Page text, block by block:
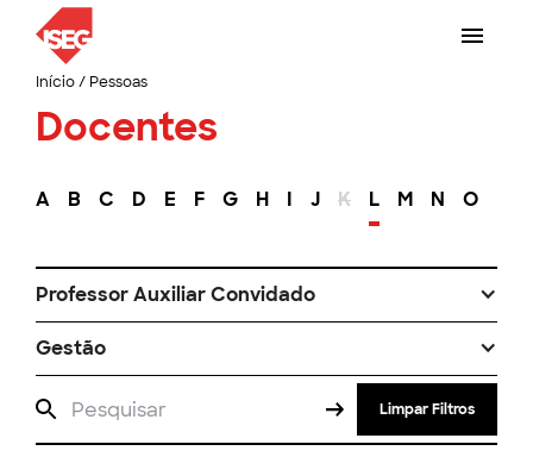
Início/ Pessoas
Docentes
A B C D E F G H I J K L M N O
Professor Auxiliar Convidado
Gestão
Limpar Filtros